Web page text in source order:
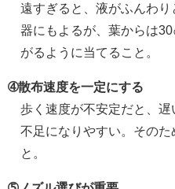
遠すぎると、液がふんわ
器にもよるが、葉からは
がるように当てること。
➃散布速度を一定にする
歩く速度が不安定だと、遅
不足になりやすい。その
と。